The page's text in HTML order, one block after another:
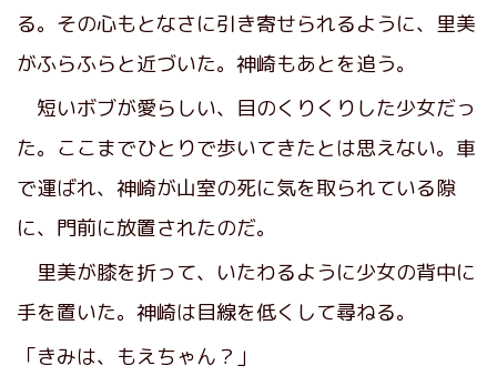
る。その心もとなさに引き寄せられるように、里美
がふらふらと近づいた。神崎もあとを追う。
短いボブが愛らしい、目のくりくりした少女だっ
た。ここまでひとりで歩いてきたとは思えない。車
で運ばれ、神崎が山室の死に気を取られている隙
に、門前に放置されたのだ。
里美が膝を折って、いたわるように少女の背中に
手を置いた。神崎は目線を低くして尋ねる。
「きみは、もえちゃん？」